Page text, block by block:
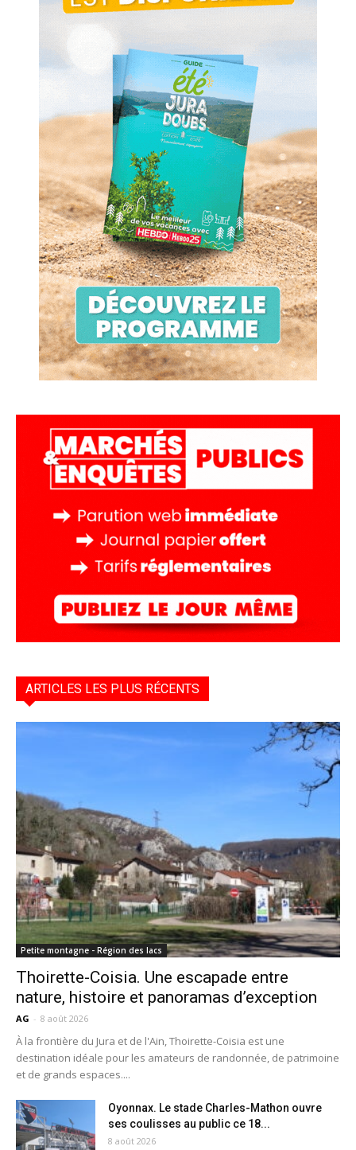
ARTICLES LES PLUS RÉCENTS
Petite montagne - Région des lacs
Thoirette-Coisia. Une escapade entre
nature, histoire et panoramas d’exception
AG - 8 août 2026
À la frontière du Jura et de l'Ain, Thoirette-Coisia est une
destination idéale pour les amateurs de randonnée, de patrimoine
et de grands espaces....
Oyonnax. Le stade Charles-Mathon ouvre
ses coulisses au public ce 18...
8 août 2026